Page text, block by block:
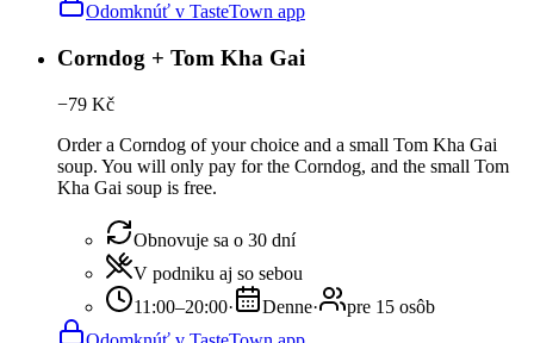
Odomknúť v TasteTown app
Corndog + Tom Kha Gai
−79 Kč
Order a Corndog of your choice and a small Tom Kha Gai
soup. You will only pay for the Corndog, and the small Tom
Kha Gai soup is free.
Obnovuje sa o 30 dní
V podniku aj so sebou
11:00–20:00· Denne·
pre 15 osôb